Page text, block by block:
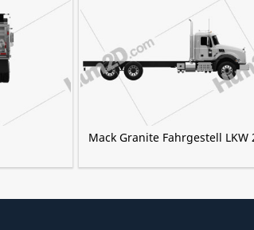
Mack Granite Fahrgestell LKW